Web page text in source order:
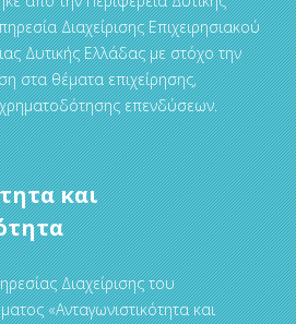
Διαχείρισης Επιχειρησιακού
Δυτικής Ελλάδας με στόχο την
στα θέματα επιχείρησης,
χρηματοδότησης επενδύσεων.
και
Διαχείρισης του
«Ανταγωνιστικότητα και